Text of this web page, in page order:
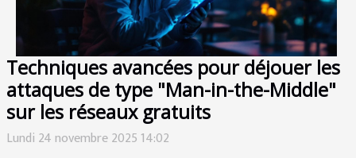
Techniques avancées pour déjouer les
attaques de type "Man-in-the-Middle"
sur les réseaux gratuits
Lundi 24 novembre 2025 14:02